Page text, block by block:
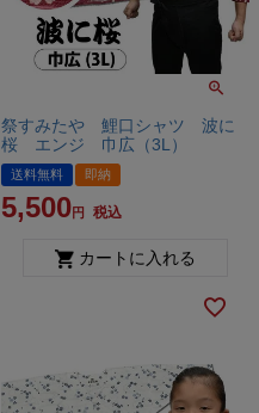
祭すみたや 鯉口シャツ 波に
桜 エンジ 巾広（3L）
送料無料 即納
5,500 税込
カートに入れる